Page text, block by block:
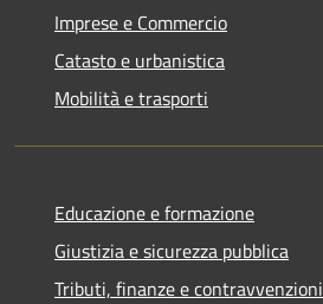
Imprese e Commercio
Catasto e urbanistica
Mobilità e trasporti
Educazione e formazione
Giustizia e sicurezza pubblica
Tributi, finanze e contravvenzioni